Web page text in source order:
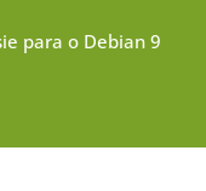
para o Debian 9